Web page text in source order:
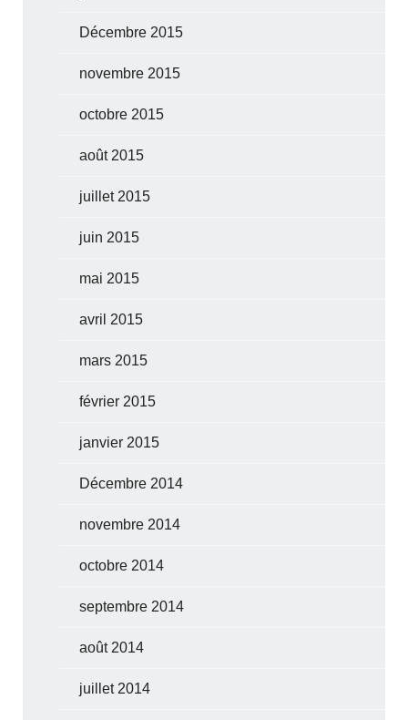
Décembre 2015
novembre 2015
octobre 2015
août 2015
juillet 2015
juin 2015
mai 2015
avril 2015
mars 2015
février 2015
janvier 2015
Décembre 2014
novembre 2014
octobre 2014
septembre 2014
août 2014
juillet 2014